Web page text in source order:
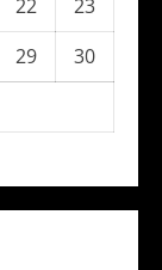
22
23
29
30